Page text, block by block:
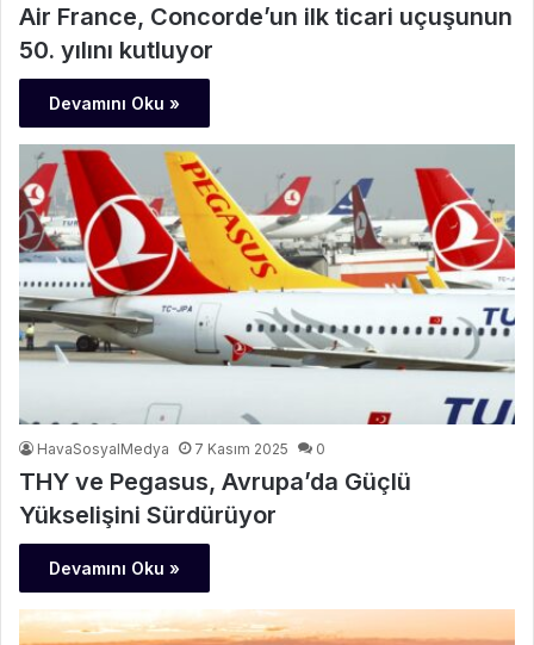
Air France, Concorde’un ilk ticari uçuşunun
50. yılını kutluyor
Devamını Oku »
HavaSosyalMedya 7 Kasım 2025 0
THY ve Pegasus, Avrupa’da Güçlü
Yükselişini Sürdürüyor
Devamını Oku »